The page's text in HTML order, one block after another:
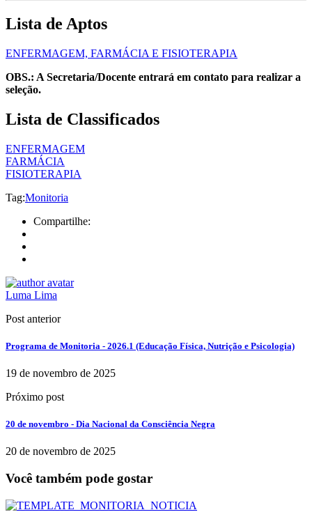
Lista de Aptos
ENFERMAGEM, FARMÁCIA E FISIOTERAPIA
OBS.: A Secretaria/Docente entrará em contato para realizar a
seleção.
Lista de Classificados
ENFERMAGEM
FARMÁCIA
FISIOTERAPIA
Tag:Monitoria
Compartilhe:
Luma Lima
Post anterior
Programa de Monitoria - 2026.1 (Educação Física, Nutrição e Psicologia)
19 de novembro de 2025
Próximo post
20 de novembro - Dia Nacional da Consciência Negra
20 de novembro de 2025
Você também pode gostar